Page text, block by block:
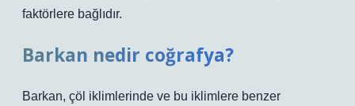
faktörlere bağlıdır.
Barkan nedir coğrafya?
Barkan, çöl iklimlerinde ve bu iklimlere benzer